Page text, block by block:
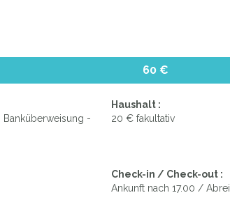
60 €
-
Haushalt :
20 € fakultativ
Check-in / Check-out :
Ankunft nach 17.00 /